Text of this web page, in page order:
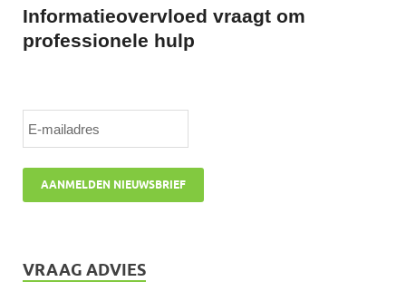
Informatieovervloed vraagt om
professionele hulp
VRAAG ADVIES